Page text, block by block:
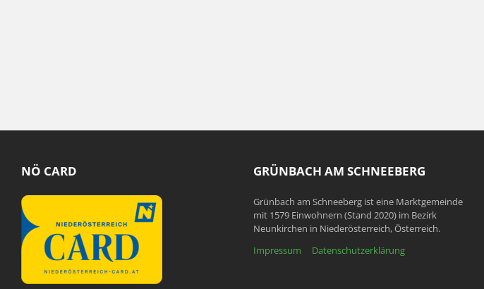
NÖ CARD GRÜNBACH AM SCHNEEBERG
Grünbach am Schneeberg ist eine Marktgemeinde
mit 1579 Einwohnern (Stand 2020) im Bezirk
Neunkirchen in Niederösterreich, Österreich.
Impressum
Datenschutzerklärung